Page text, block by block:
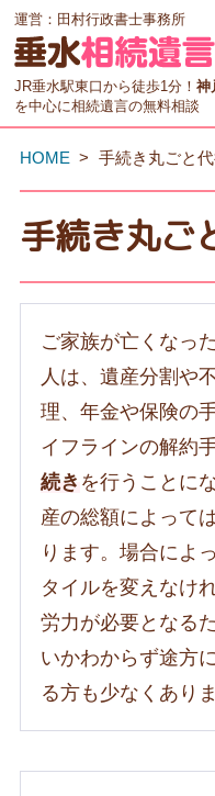
運営：田村行政書士事務所
JR垂水駅東口から徒歩1分！神
を中心に相続遺言の無料相談
HOME 手続き丸ごと
手続き丸ご
ご家族が亡くなっ
人は、遺産分割や
理、年金や保険の
イフラインの解約
続き を行うことに
産の総額によって
ります。場合によ
タイルを変えなけ
労力が必要となる
いかわからず途方
る方も少なくあり